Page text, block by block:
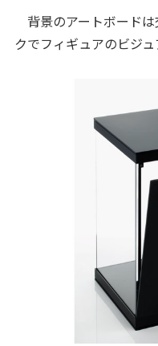
背景のアートボード
クでフィギュアのビジュ